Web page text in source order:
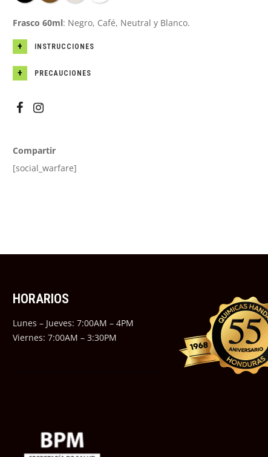
Frasco 60ml: Negro, Café, Neutral y Blanco.
INSTRUCCIONES
PRECAUCIONES
Compartir
[social_warfare]
HORARIOS
Lunes – Jueves: 7:00AM – 4PM
Viernes: 7:00AM – 3:30PM